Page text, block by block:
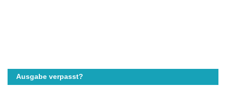
Ausgabe verpasst?